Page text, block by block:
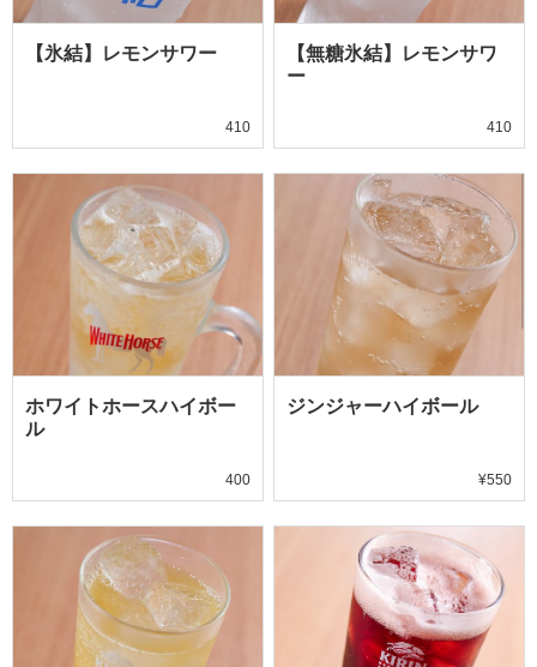
【氷結】レモンサワー
410
【無糖氷結】レモンサワ
ー
410
ホワイトホースハイボー
ル
400
ジンジャーハイボール
¥550